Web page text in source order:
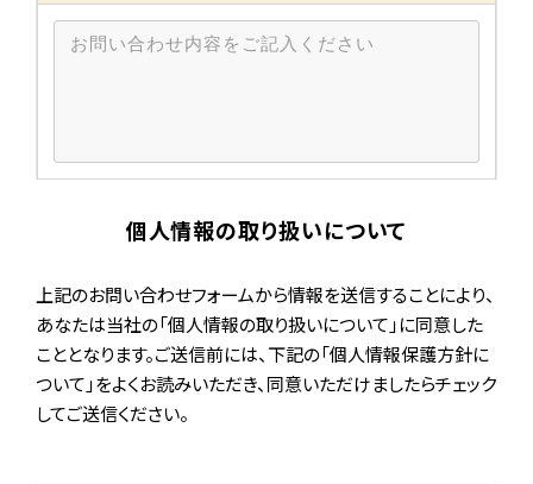
個人情報の取り扱いについて
上記のお問い合わせフォームから情報を送信することにより、
あなたは当社の「個人情報の取り扱いについて」に同意した
こととなります。ご送信前には、下記の「個人情報保護方針に
ついて」をよくお読みいただき、同意いただけましたらチェック
してご送信ください。